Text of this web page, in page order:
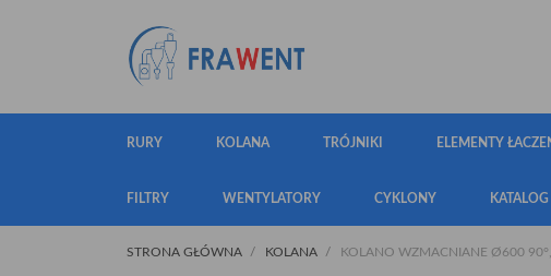
RURY KOLANA TRÓJNIKI ELEMENTY
FILTRY WENTYLATORY CYKLONY
STRONA GŁÓWNA KOLANA KOLANO WZMACNIANE Ø600